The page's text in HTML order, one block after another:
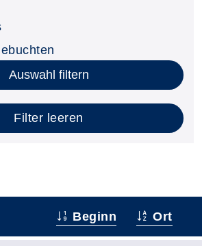
Auswahl filtern
Filter leeren
Beginn Ort